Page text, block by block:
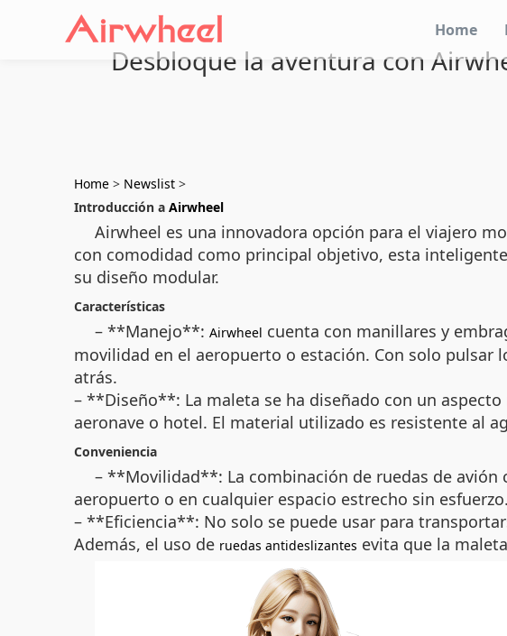
Home
Desbloque la aventura con
Home > Newslist >
Introducción a Airwheel
Airwheel es una innovadora opción para el viajero
con comodidad como principal objetivo, esta
su diseño modular.
Características
– **Manejo**: Airwheel cuenta con manillares y
movilidad en el aeropuerto o estación. Con solo pulsar
atrás.
– **Diseño**: La maleta se ha diseñado con un
aeronave o hotel. El material utilizado es resistente al
Conveniencia
– **Movilidad**: La combinación de ruedas de
aeropuerto o en cualquier espacio estrecho sin esfuerzo.
– **Eficiencia**: No solo se puede usar para
Además, el uso de ruedas antideslizantes evita que la